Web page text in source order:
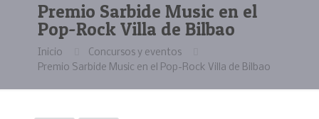
Premio Sarbide Music en el
Pop-Rock Villa de Bilbao
Inicio
Concursos y eventos
Premio Sarbide Music en el Pop-Rock Villa de Bilbao